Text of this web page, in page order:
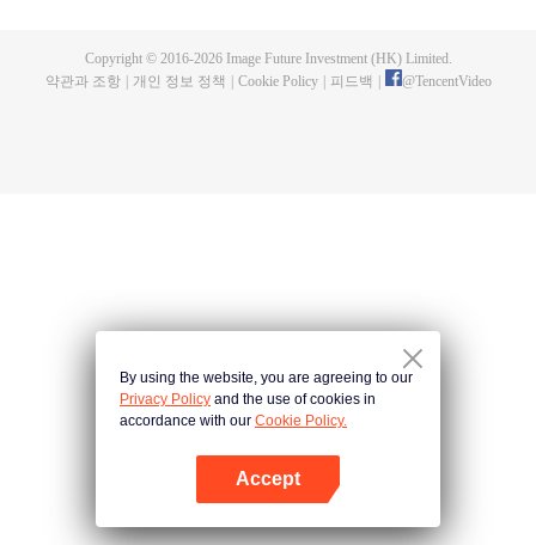
Copyright © 2016-2026Image Future Investment (HK) Limited.
약관과 조항
개인 정보 정책 Cookie Policy 피드백 @TencentVideo
By using the website, you are agreeing to our
Privacy Policy and the use of cookies in
accordance with our Cookie Policy.
Accept